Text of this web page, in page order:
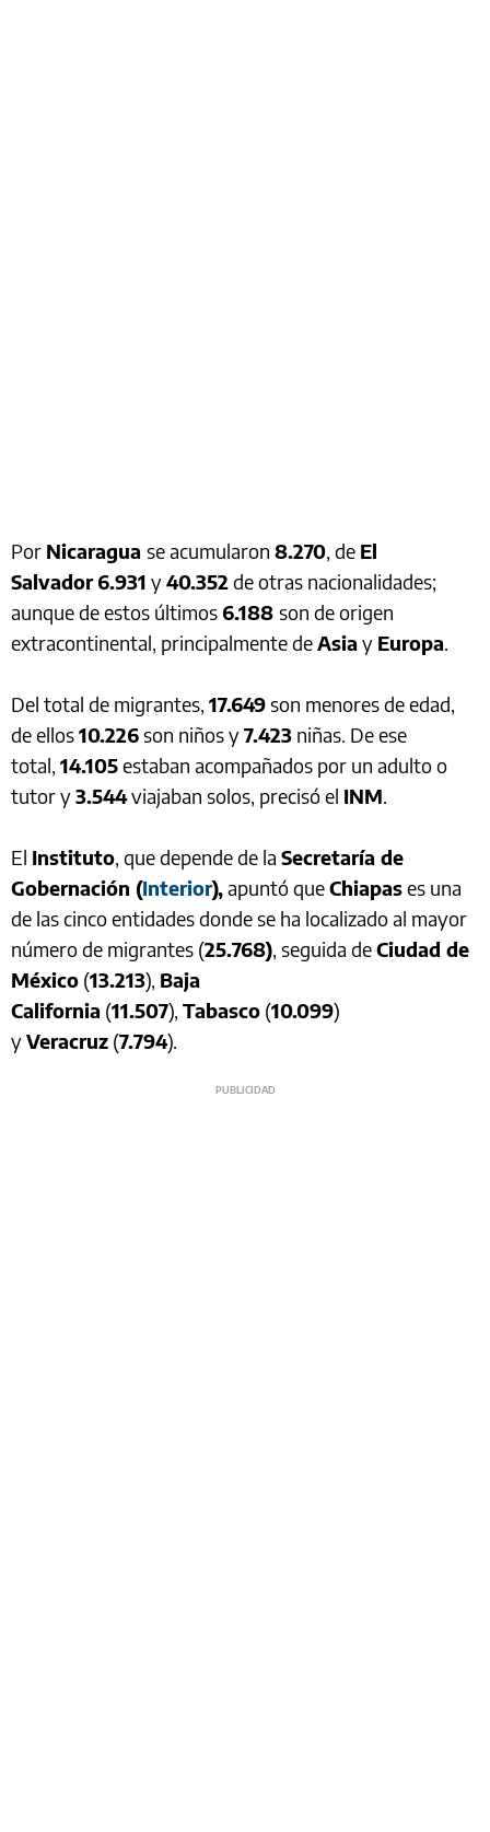
Por Nicaragua se acumularon 8.270, de El
Salvador 6.931 y40.352de otras nacionalidades;
aunque de estos últimos 6.188 son de origen
extracontinental, principalmente deAsia y Europa.
Del total de migrantes, 17.649son menores de edad,
de ellos10.226son niños y7.423 niñas. De ese
total, 14.105estaban acompañados por un adulto o
tutor y3.544viajaban solos, precisó el INM.
El Instituto, que depende de la Secretaría de
Gobernación (Interior),apuntó queChiapases una
de las cinco entidades donde se ha localizado al mayor
número de migrantes (25.768), seguida deCiudad de
México (13.213), Baja
California (11.507), Tabasco (10.099)
yVeracruz (7.794).